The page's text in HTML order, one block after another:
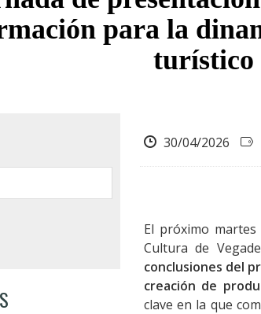
para la
turístico
30/04/2026
El próximo
Cultura de
conclusiones del
creación de
clave en la que